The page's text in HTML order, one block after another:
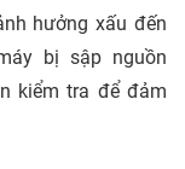
hưởng xấu đến
bị sập nguồn
kiểm tra để đảm